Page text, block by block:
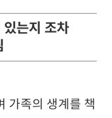
는지 조차
가족의 생계를 책